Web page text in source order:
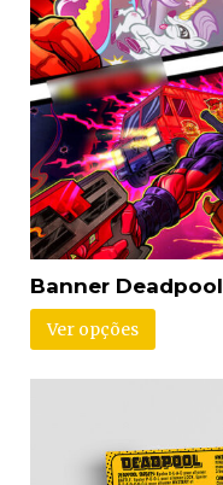
Banner Deadpool
Ver opções